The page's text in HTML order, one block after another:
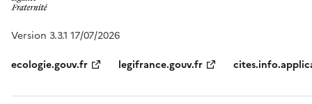
Version 3.3.1 17/07/2026
ecologie.gouv.fr
legifrance.gouv.fr